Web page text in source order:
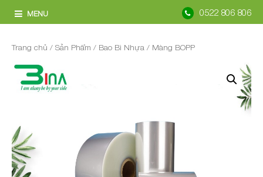
MENU 0522 806 806
Trang chủ / Sản Phẩm / Bao Bì Nhựa / Màng BOPP